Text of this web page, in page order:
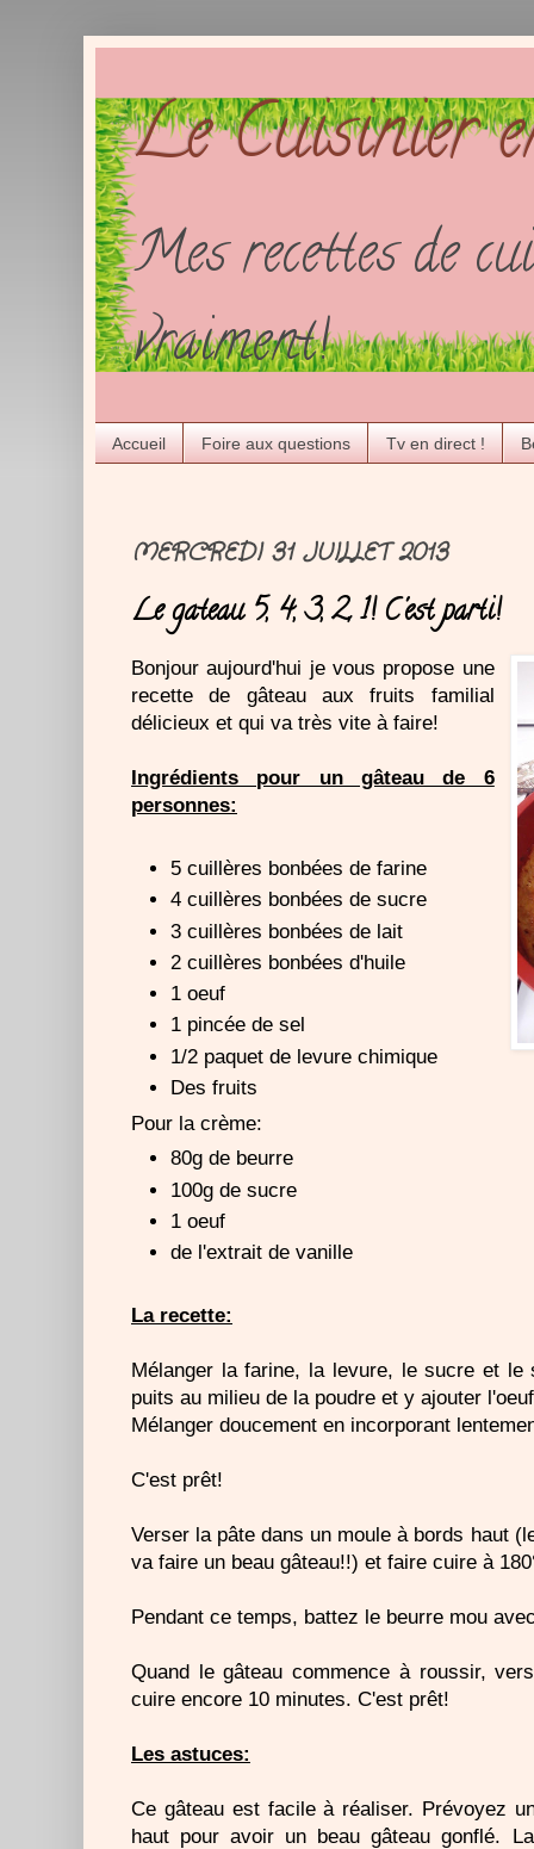
Le Cuisinier
Mes recettes de
vraiment!
Accueil Foire aux questions Tv en direct !
MERCREDI 31 JUILLET 2013
Le gateau 5, 4, 3, 2, 1! C'est parti!
Bonjour aujourd'hui je vous propose une
recette de gâteau aux fruits familial
délicieux et qui va très vite à faire!
Ingrédients pour un gâteau de 6
personnes:
5 cuillères bonbées de farine
4 cuillères bonbées de sucre
3 cuillères bonbées de lait
2 cuillères bonbées d'huile
1 oeuf
1 pincée de sel
1/2 paquet de levure chimique
Des fruits
Pour la crème:
80g de beurre
100g de sucre
1 oeuf
de l'extrait de vanille
La recette:
Mélanger la farine, la levure, le sucre et le
puits au milieu de la poudre et y ajouter
Mélanger doucement en incorporant
C'est prêt!
Verser la pâte dans un moule à bords haut
va faire un beau gâteau!!) et faire cuire à
Pendant ce temps, battez le beurre mou
Quand le gâteau commence à roussir,
cuire encore 10 minutes. C'est prêt!
Les astuces:
Ce gâteau est facile à réaliser. Prévoyez
haut pour avoir un beau gâteau gonflé.